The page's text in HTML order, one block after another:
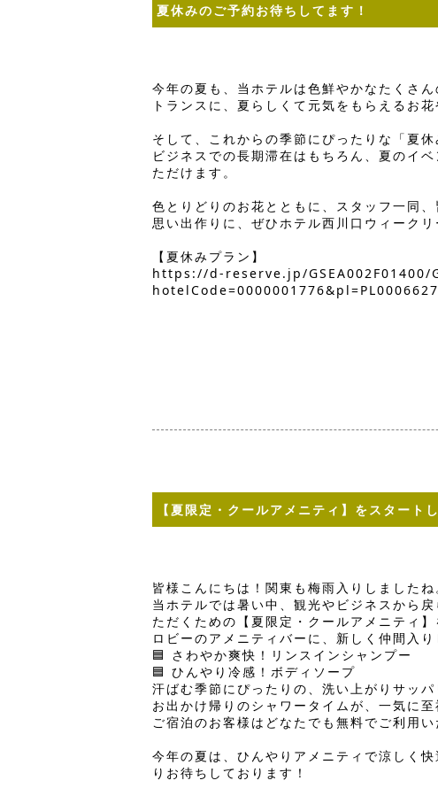
夏休みのご予約お待ちしてます！
今年の夏も、当ホテルは色鮮やかなたくさ
トランスに、夏らしくて元気をもらえるお
そして、これからの季節にぴったりな「夏
ビジネスでの長期滞在はもちろん、夏のイ
ただけます。
色とりどりのお花とともに、スタッフ一同
思い出作りに、ぜひホテル西川口ウィークリ
【夏休みプラン】
https://d-reserve.jp/GSEA002F01400/
【夏限定・クールアメニティ】をスタート
皆様こんにちは！関東も梅雨入りしましたね
当ホテルでは暑い中、観光やビジネスから
ただくための【夏限定・クールアメニティ】
ロビーのアメニティバーに、新しく仲間入り
🟦 さわやか爽快！リンスインシャンプー
🟦 ひんやり冷感！ボディソープ
汗ばむ季節にぴったりの、洗い上がりサッパ
お出かけ帰りのシャワータイムが、一気に
ご宿泊のお客様はどなたでも無料でご利用い
今年の夏は、ひんやりアメニティで涼しく
りお待ちしております！